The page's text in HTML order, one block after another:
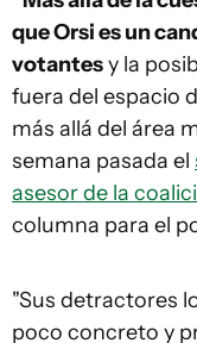
que Orsi es un
votantesy la
fuera del espacio
más allá del área
semana pasada el
asesor de la
columna para el
"Sus detractores
poco concreto y